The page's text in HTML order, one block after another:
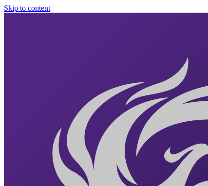
Skip to content